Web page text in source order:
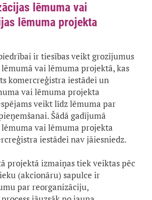
lēmuma vai
lēmuma projekta
ir tiesības veikt grozījumus
vai lēmuma projektā, kas
komercreģistra iestādei un
vai lēmuma projekta
veikt līdz lēmuma par
Šādā gadījumā
vai lēmuma projekta
iestādei nav jāiesniedz.
projektā izmaiņas tiek veiktas pēc
(akcionāru) sapulce ir
par reorganizāciju,